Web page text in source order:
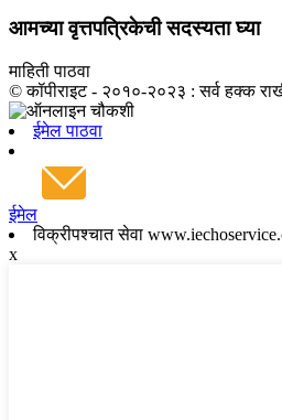
आमच्या वृत्तपत्रिकेची सदस्यता घ्या
माहिती पाठवा
© कॉपीराइट - २०१०-२०२३ : सर्व हक्क
ईमेल पाठवा
ईमेल
विक्रीपश्चात सेवा
x